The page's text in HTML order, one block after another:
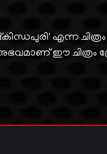
എന്ന
ഈ ചിത്രം